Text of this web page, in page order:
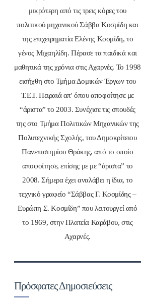
μικρότερη από τις τρεις κόρες του
πολιτικού μηχανικού Σάββα Κοσμίδη και
της επιχειρηματία Ελένης Κοσμίδη, το
γένος Μιχαηλίδη. Πέρασε τα παιδικά και
μαθητικά της χρόνια στις Αχαρνές. Το 1998
εισήχθη στο Τμήμα Δομικών Έργων του
Τ.Ε.Ι. Πειραιά απ' όπου αποφοίτησε με
“άριστα” το 2003. Συνέχισε τις σπουδές
της στο Τμήμα Πολιτικών Μηχανικών της
Πολυτεχνικής Σχολής, του Δημοκρίτειου
Πανεπιστημίου Θράκης, από το οποίο
αποφοίτησε, επίσης με με “άριστα” το
2008. Σήμερα έχει αναλάβει η ίδια, το
τεχνικό γραφείο “Σάββας Γ. Κοσμίδης –
Ευρώπη Σ. Κοσμίδη” που λειτουργεί από
το 1969, στην Πλατεία Καράβου, στις
Αχαρνές.
Πρόσφατες Δημοσιεύσεις